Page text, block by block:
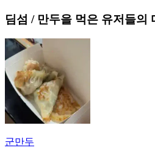
딤섬 / 만두을 먹은 유저들의
군만두